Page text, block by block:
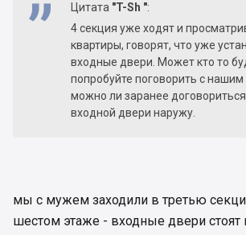
Цитата "T-Sh ":
4 секция уже ходят и
квартиры, говорят, что уже
входные двери. Может кто то
попробуйте поговорить с
можно ли заранее договориться
входной двери наружу.
мы с мужем заходили в третью
шестом этаже - входные двери стоят